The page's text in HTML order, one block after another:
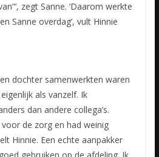
zegt Sanne. ‘Daarom werkte
Sanne overdag’, vult Hinnie
dochter samenwerkten waren
als vanzelf. Ik
dan andere collega’s.
de zorg en had weinig
Hinnie. Een echte aanpakker